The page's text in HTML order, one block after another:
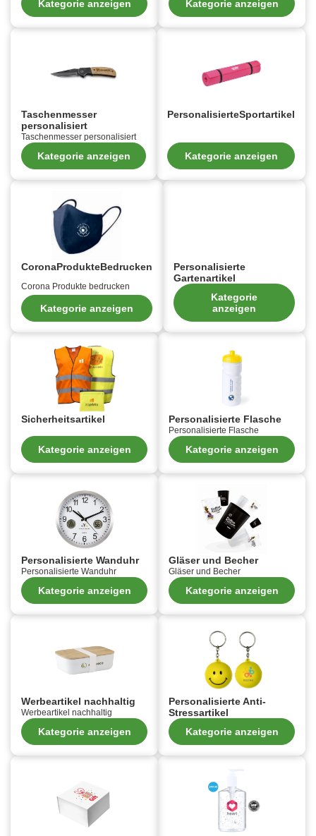
Kategorie anzeigen
Kategorie anzeigen
Taschenmesser
personalisiert
Taschenmesser personalisiert
Kategorie anzeigen
PersonalisierteSportartikel
Kategorie anzeigen
CoronaProdukteBedrucken
Corona Produkte bedrucken
Kategorie anzeigen
Personalisierte
Gartenartikel
Kategorie
anzeigen
Sicherheitsartikel
Kategorie anzeigen
Personalisierte Flasche
Personalisierte Flasche
Kategorie anzeigen
Personalisierte Wanduhr
Personalisierte Wanduhr
Kategorie anzeigen
Gläser und Becher
Gläser und Becher
Kategorie anzeigen
Werbeartikel nachhaltig
Werbeartikel nachhaltig
Kategorie anzeigen
Personalisierte Anti-
Stressartikel
Kategorie anzeigen